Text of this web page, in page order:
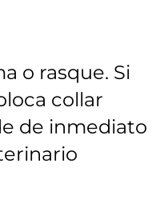
o rasque. Si
collar
de inmediato